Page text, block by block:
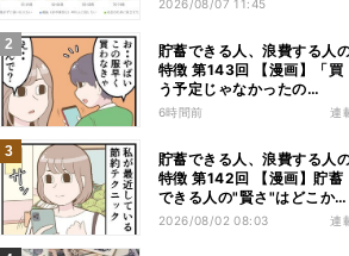
2026/08/07 11:45
貯蓄できる人、浪費する人
特徴 第143回 【漫画】「買
う予定じゃなかったの
に......」浪費する人は"あの
6時間前 連
貯蓄できる人、浪費する人
特徴 第142回 【漫画】貯蓄
できる人の"賢さ"はどこか
ら? スーパーでの意外な習慣
2026/08/02 08:03 連